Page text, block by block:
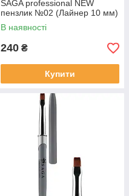
SAGA professional NEW
пензлик №02 (Лайнер 10 мм)
В наявності
240 ₴
Купити